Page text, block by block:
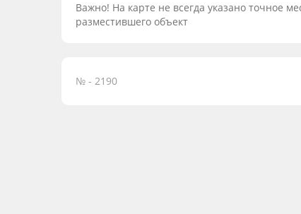
Важно! На карте не всегда указано точное
разместившего объект
№ - 2190